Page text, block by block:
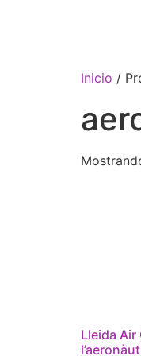
Inicio /
Lleida